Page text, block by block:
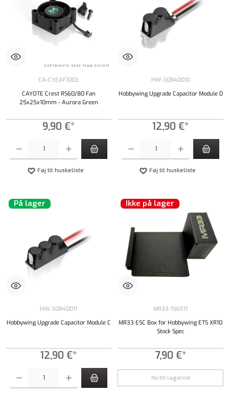
CA-CYEAF1003
CAYOTE Crest RS60/80 Fan
25x25x10mm - Aurora Green
9,90 €*
Føj til huskeliste
HW-30840010
Hobbywing Upgrade Capacitor Module D
12,90 €*
Føj til huskeliste
På lager
HW-30840011
Hobbywing Upgrade Capacitor Module C
12,90 €*
Produktmængde: Indtast det ønskede beløb, eller brug knapperne til at øge eller formindske
Ikke på lager
MR33-156511
MR33 ESC Box for Hobbywing ETS XR10
Stock Spec
7,90 €*
Nicht lagernd